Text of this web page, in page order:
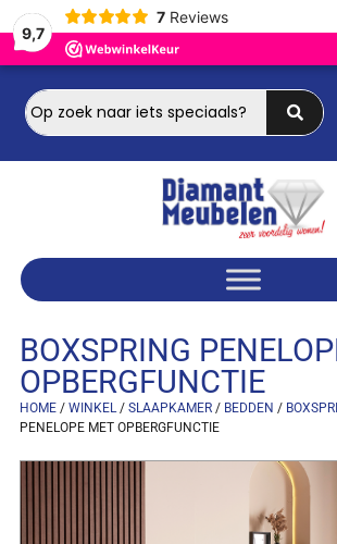
9,7
7 Reviews
BOXSPRING
OPBERGFUNCTIE
HOME/ WINKEL/ SLAAPKAMER/ BEDDEN /
PENELOPE MET OPBERGFUNCTIE